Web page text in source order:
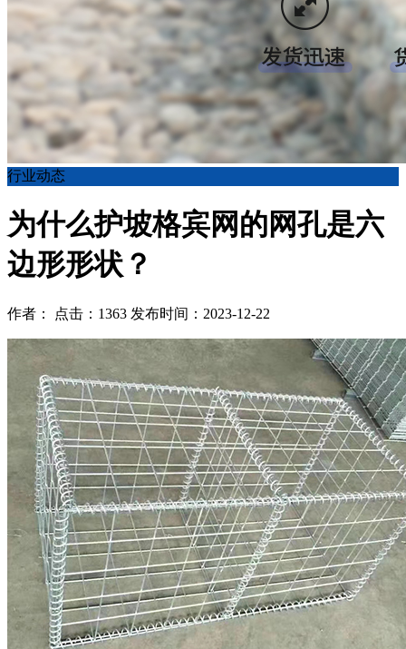
行业动态
为什么护坡格宾网的网孔是六
边形形状？
作者： 点击：1363 发布时间：2023-12-22